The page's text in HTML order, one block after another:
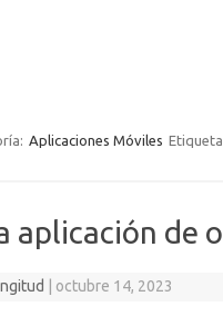
Aplicaciones Móviles
aplicación de
octubre 14, 2023